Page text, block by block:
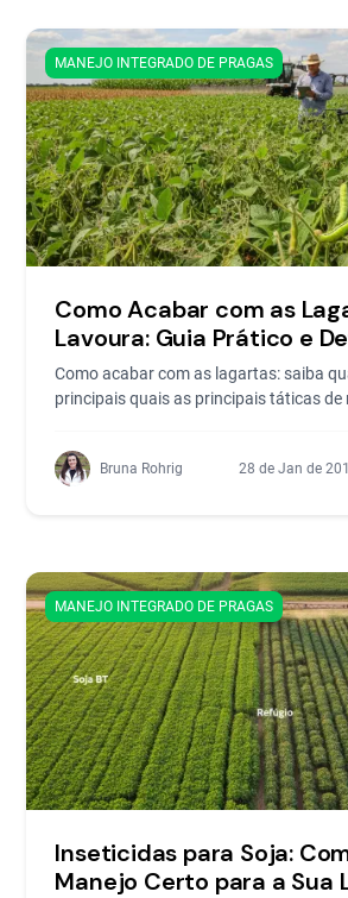
MANEJO INTEGRADO DE PRAGAS
Como Acabar com as
Lavoura: Guia Prático e
Como acabar com as lagartas: saiba
principais quais as principais táticas de
Bruna Rohrig 28 de Jan de
MANEJO INTEGRADO DE PRAGAS
Inseticidas para Soja:
Manejo Certo para a Sua